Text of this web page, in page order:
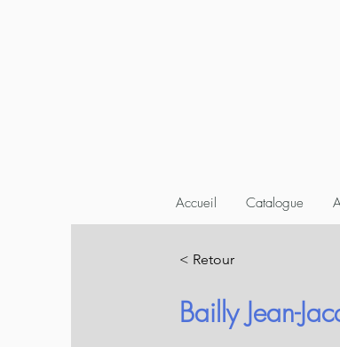
Accueil Catalogue
< Retour
Bailly Jean-